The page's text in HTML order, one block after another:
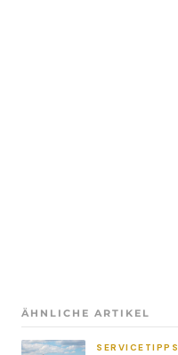
ÄHNLICHE ARTIKEL
SERVICETIPPS